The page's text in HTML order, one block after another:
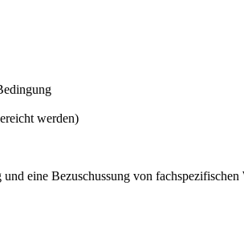
werden)
eine Bezuschussung von fachspezifischen